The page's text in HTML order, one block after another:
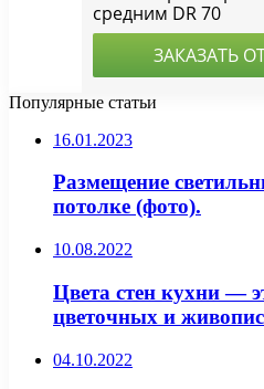
Популярные статьи
16.01.2023
Размещение
потолке (фото).
10.08.2022
Цвета стен кухни —
цветочных и
04.10.2022